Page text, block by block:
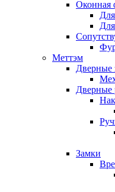
Оконная
Меттэм
Дверные
Дверные
Замки